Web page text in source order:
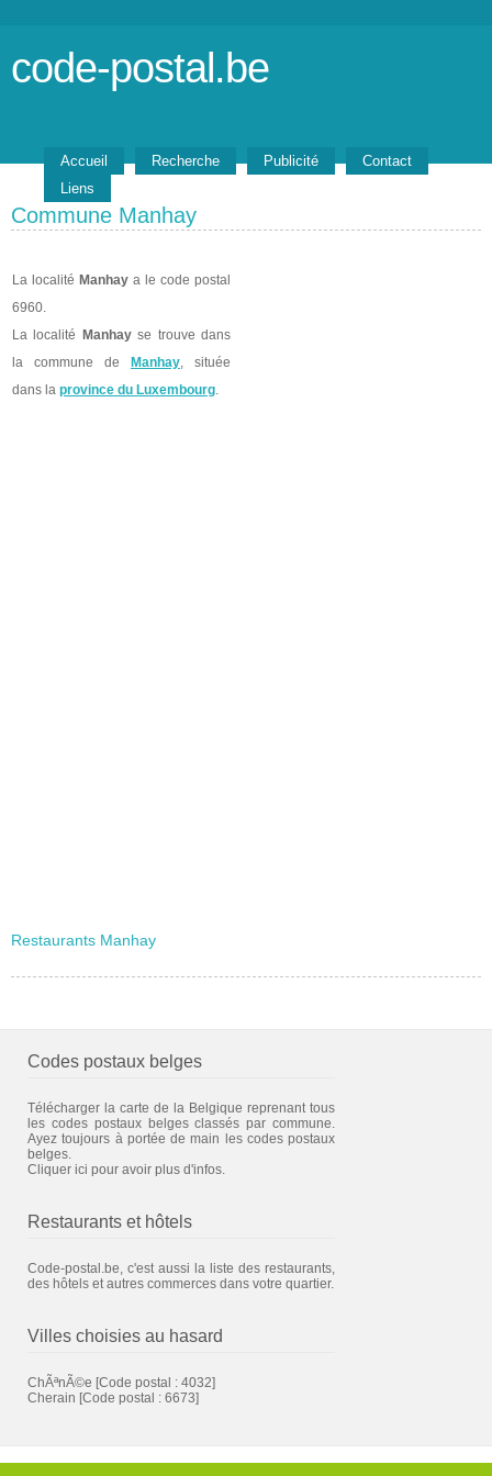
code-postal.be
Accueil Recherche Publicité
Contact
Liens
Commune Manhay
La localité Manhay a le code postal
6960.
La localité
Manhayse trouve dans
la commune de
Manhay, située
dans la province du Luxembourg.
Restaurants Manhay
Codes postaux belges
Télécharger la carte de la Belgique reprenant tous
les codes postaux belges classés par commune.
Ayez toujours à portée de main les codes postaux
belges.
Cliquer ici pour avoir plus d'infos.
Restaurants et hôtels
Code-postal.be, c'est aussi la liste des restaurants,
des hôtels et autres commerces dans votre quartier.
Villes choisies au hasard
ChÃªnÃ©e [Code postal : 4032]
Cherain [Code postal : 6673]